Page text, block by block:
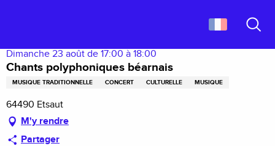
principal
Dimanche 23 août de 17:00 à 18:00
Chants polyphoniques béarnais
MUSIQUE TRADITIONNELLE CONCERT CULTURELLE MUSIQUE
64490 Etsaut
M'y rendre
Partager